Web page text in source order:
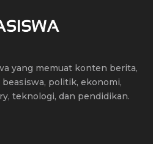
yang memuat konten berita,
politik, ekonomi,
teknologi, dan pendidikan.